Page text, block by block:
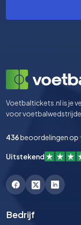
Voetbaltickets.nl is je
voor
436beoordelingen op
Uitstekend
Bedrijf